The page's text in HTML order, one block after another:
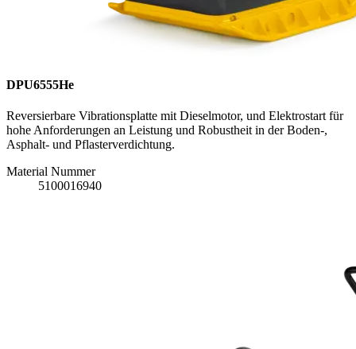
DPU6555He
Reversierbare Vibrationsplatte mit Dieselmotor, und Elektrostart für
hohe Anforderungen an Leistung und Robustheit in der Boden-,
Asphalt- und Pflasterverdichtung.
Material Nummer
5100016940